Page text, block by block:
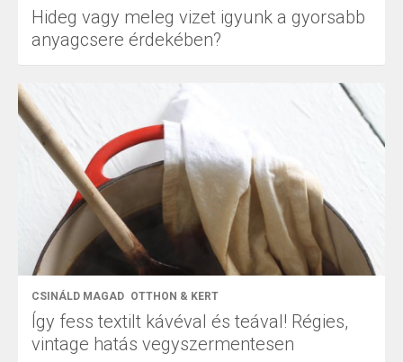
Hideg vagy meleg vizet igyunk a gyorsabb
anyagcsere érdekében?
CSINÁLD MAGAD OTTHON & KERT
Így fess textilt kávéval és teával! Régies,
vintage hatás vegyszermentesen